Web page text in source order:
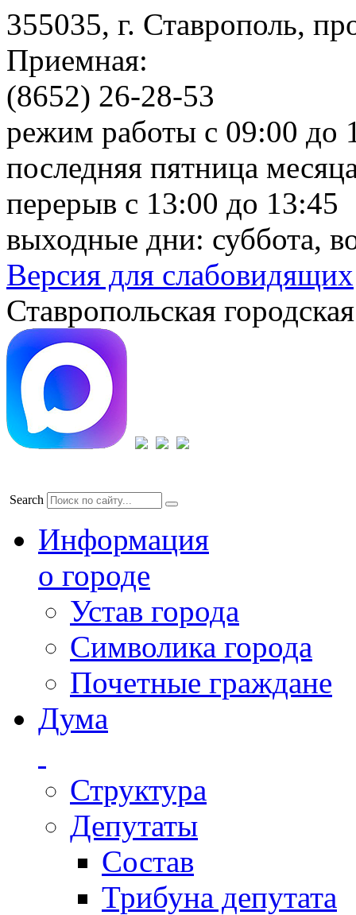
355035, г. Ставрополь,
Приемная:
(8652) 26-28-53
режим работы с 09:00 до
последняя пятница
перерыв с 13:00 до 13:45
выходные дни: суббота,
Версия для слабовидящих
Ставропольская
Search
Информация
о городе
Устав города
Символика города
Почетные граждане
Дума
Структура
Депутаты
Состав
Трибуна депутата